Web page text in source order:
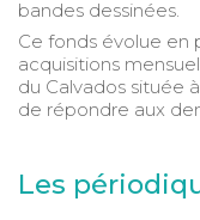
bandes dessinées.
Ce fonds évolue en
acquisitions
du Calvados située
de répondre aux
Les